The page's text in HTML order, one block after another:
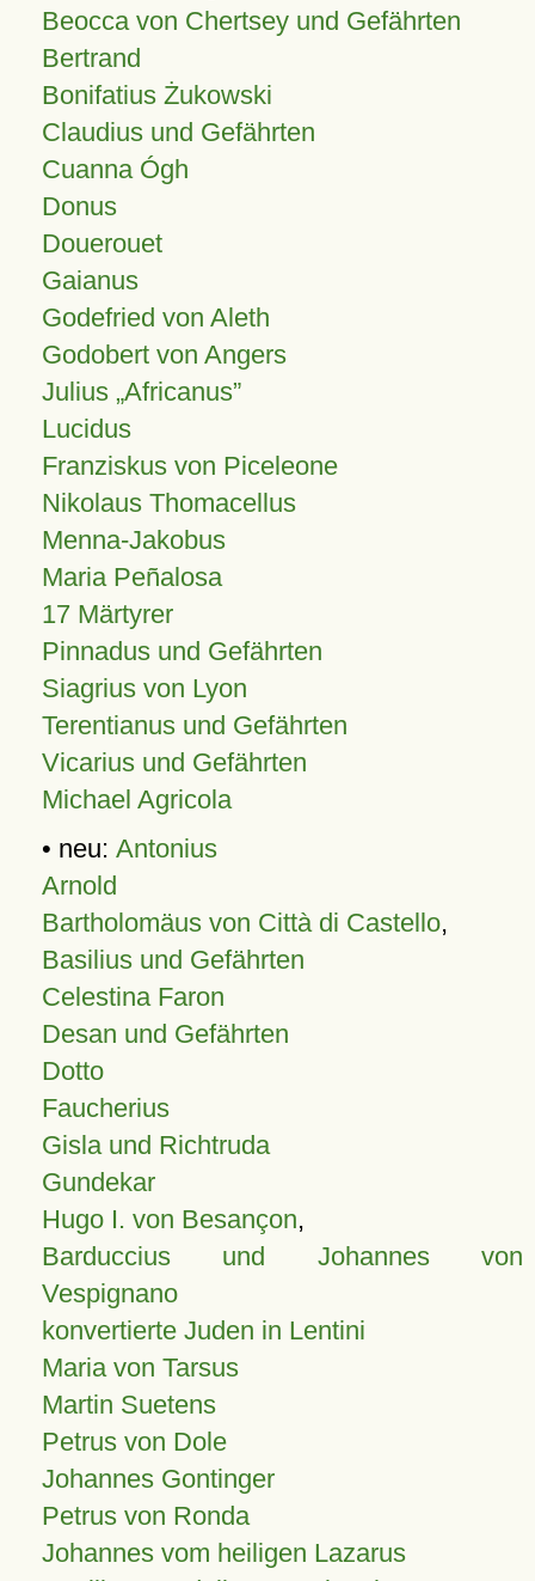
Beocca von Chertsey und Gefährten
Bertrand
Bonifatius Żukowski
Claudius und Gefährten
Cuanna Ógh
Donus
Douerouet
Gaianus
Godefried von Aleth
Godobert von Angers
Julius Africanus
Lucidus
Franziskus von Piceleone
Nikolaus Thomacellus
Menna-Jakobus
Maria Peñalosa
17 Märtyrer
Pinnadus und Gefährten
Siagrius von Lyon
Terentianus und Gefährten
Vicarius und Gefährten
Michael Agricola
• neu: Antonius
Arnold
Bartholomäus von Città di Castello,
Basilius und Gefährten
Celestina Faron
Desan und Gefährten
Dotto
Faucherius
Gisla und Richtruda
Gundekar
Hugo I. von Besançon,
Barduccius und Johannes von
Vespignano
konvertierte Juden in Lentini
Maria von Tarsus
Martin Suetens
Petrus von Dole
Johannes Gontinger
Petrus von Ronda
Johannes vom heiligen Lazarus